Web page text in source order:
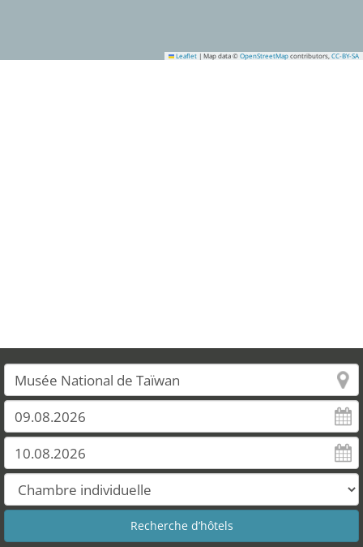
Leaflet | Map data © OpenStreetMap contributors, CC-BY-SA